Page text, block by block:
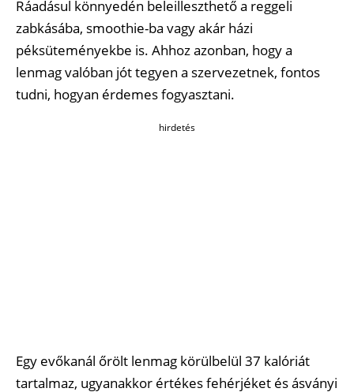
Ráadásul könnyedén beleilleszthető a reggeli
zabkásába, smoothie-ba vagy akár házi
péksüteményekbe is. Ahhoz azonban, hogy a
lenmag valóban jót tegyen a szervezetnek, fontos
tudni, hogyan érdemes fogyasztani.
hirdetés
Egy evőkanál őrölt lenmag körülbelül 37 kalóriát
tartalmaz, ugyanakkor értékes fehérjéket és ásványi